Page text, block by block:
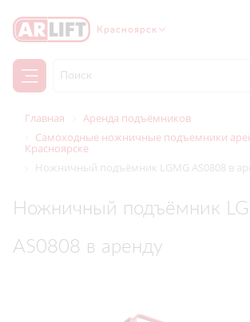
Красноярск
Главная
Аренда подъёмников
Самоходные ножничные подъемники
Красноярске
Ножничный подъёмник LGMG AS0808 в
Ножничный подъёмник
AS0808 в аренду